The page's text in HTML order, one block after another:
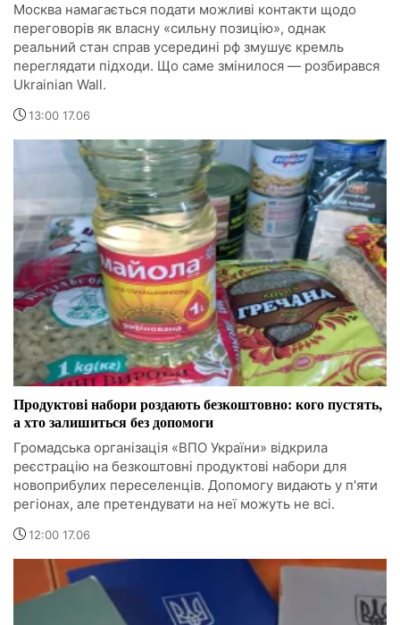
Москва намагається подати можливі контакти щодо
переговорів як власну «сильну позицію», однак
реальний стан справ усередині рф змушує кремль
переглядати підходи. Що саме змінилося — розбирався
Ukrainian Wall.
13:00 17.06
Продуктові набори роздають безкоштовно: кого пустять,
а хто залишиться без допомоги
Громадська організація «ВПО України» відкрила
реєстрацію на безкоштовні продуктові набори для
новоприбулих переселенців. Допомогу видають у п'яти
регіонах, але претендувати на неї можуть не всі.
12:00 17.06